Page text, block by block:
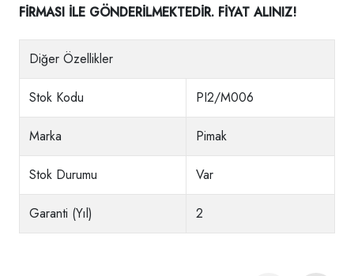
FİRMASI İLE GÖNDERİLMEKTEDİR. FİYAT ALINIZ!
Diğer Özellikler
Stok Kodu PI2/M006
Marka Pimak
Stok Durumu Var
Garanti (Yıl) 2